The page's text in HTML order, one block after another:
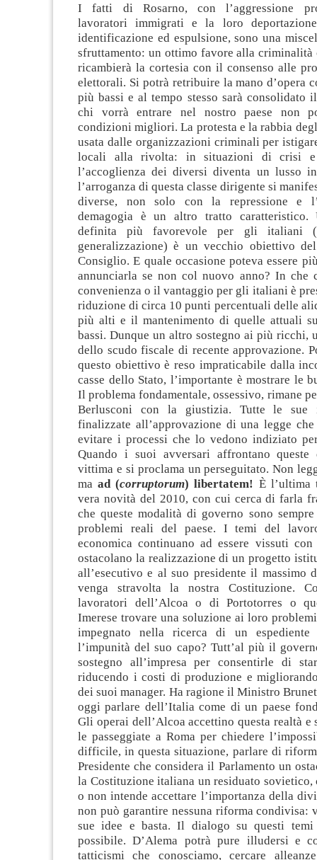
I fatti di Rosarno, con l’aggressione
lavoratori immigrati e la loro
identificazione ed espulsione, sono una
sfruttamento: un ottimo favore alla criminalità
ricambierà la cortesia con il consenso alle
elettorali. Si potrà retribuire la mano d’opera
più bassi e al tempo stesso sarà consolidato
chi vorrà entrare nel nostro paese non
condizioni migliori. La protesta e la rabbia
usata dalle organizzazioni criminali per
locali alla rivolta: in situazioni di crisi e
l’accoglienza dei diversi diventa un lusso
l’arroganza di questa classe dirigente si
diverse, non solo con la repressione e
demagogia è un altro tratto caratteristico.
definita più favorevole per gli italiani
generalizzazione) è un vecchio obiettivo
Consiglio. E quale occasione poteva essere
annunciarla se non col nuovo anno? In che
convenienza o il vantaggio per gli italiani è
riduzione di circa 10 punti percentuali delle
più alti e il mantenimento di quelle attuali
bassi. Dunque un altro sostegno ai più ricchi,
dello scudo fiscale di recente approvazione.
questo obiettivo è reso impraticabile dalla
casse dello Stato, l’importante è mostrare le
Il problema fondamentale, ossessivo, rimane
Berlusconi con la giustizia. Tutte le sue
finalizzate all’approvazione di una legge
evitare i processi che lo vedono indiziato
Quando i suoi avversari affrontano
vittima e si proclama un perseguitato. Non
maad (corruptorum) libertatem! È l’ultima
vera novità del 2010, con cui cerca di farla
che queste modalità di governo sono
problemi reali del paese. I temi del
economica continuano ad essere vissuti
ostacolano la realizzazione di un progetto
all’esecutivo e al suo presidente il massimo
venga stravolta la nostra Costituzione.
lavoratori dell’Alcoa o di Portotorres o
Imerese trovare una soluzione ai loro
impegnato nella ricerca di un espediente
l’impunità del suo capo? Tutt’al più il
sostegno all’impresa per consentirle di
riducendo i costi di produzione e
dei suoi manager. Ha ragione il Ministro
oggi parlare dell’Italia come di un paese
Gli operai dell’Alcoa accettino questa realtà e
le passeggiate a Roma per chiedere
difficile, in questa situazione, parlare di
Presidente che considera il Parlamento un
la Costituzione italiana un residuato sovietico,
o non intende accettare l’importanza della
non può garantire nessuna riforma condivisa:
sue idee e basta. Il dialogo su questi
possibile. D’Alema potrà pure illudersi e
tatticismi che conosciamo, cercare